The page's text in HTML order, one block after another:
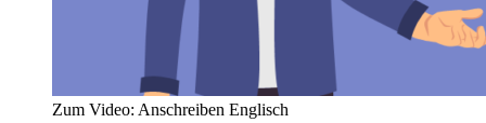
Zum Video: Anschreiben Englisch